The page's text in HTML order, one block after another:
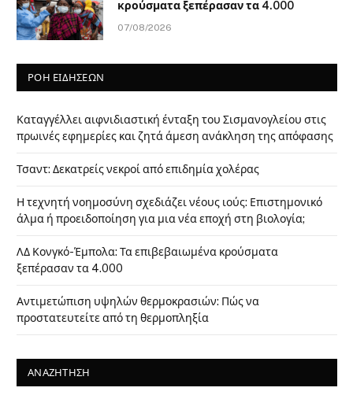
κρούσματα ξεπέρασαν τα 4.000
07/08/2026
ΡΟΗ ΕΙΔΗΣΕΩΝ
Καταγγέλλει αιφνιδιαστική ένταξη του Σισμανογλείου στις
πρωινές εφημερίες και ζητά άμεση ανάκληση της απόφασης
Τσαντ: Δεκατρείς νεκροί από επιδημία χολέρας
Η τεχνητή νοημοσύνη σχεδιάζει νέους ιούς: Επιστημονικό
άλμα ή προειδοποίηση για μια νέα εποχή στη βιολογία;
ΛΔ Κονγκό-Έμπολα: Τα επιβεβαιωμένα κρούσματα
ξεπέρασαν τα 4.000
Αντιμετώπιση υψηλών θερμοκρασιών: Πώς να
προστατευτείτε από τη θερμοπληξία
ΑΝΑΖΗΤΗΣΗ